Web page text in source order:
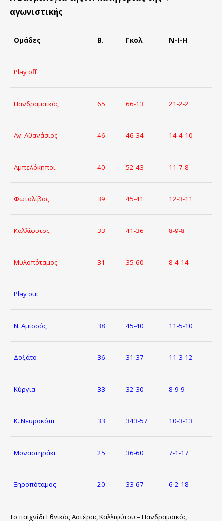
αγωνιστικής
Ομάδες Β. Γκολ Ν-Ι-Η
Play off
Πανδραμαϊκός 65 66-13 21-2-2
Αγ. Αθανάσιος 46 46-34 14-4-10
Αμπελόκηποι 40 52-43 11-7-8
Φωτολίβος 39 45-41 12-3-11
Καλλίφυτος 33 41-36 8-9-8
Μυλοπόταμος 31 35-60 8-4-14
Play out
Ν. Αμισσός 38 45-40 11-5-10
Δοξάτο 36 31-37 11-3-12
Κύργια 33 32-30 8-9-9
Κ. Νευροκόπι 33 343-57 10-3-13
Μοναστηράκι 25 36-60 7-1-17
Ξηροπόταμος 20 33-67 6-2-18
Το παιχνίδι Εθνικός Αστέρας Καλλιφύτου – Πανδραμαϊκός